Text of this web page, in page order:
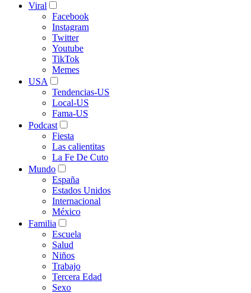
Viral
Facebook
Instagram
Twitter
Youtube
TikTok
Memes
USA
Tendencias-US
Local-US
Fama-US
Podcast
Fiesta
Las calientitas
La Fe De Cuto
Mundo
España
Estados Unidos
Internacional
México
Familia
Escuela
Salud
Niños
Trabajo
Tercera Edad
Sexo